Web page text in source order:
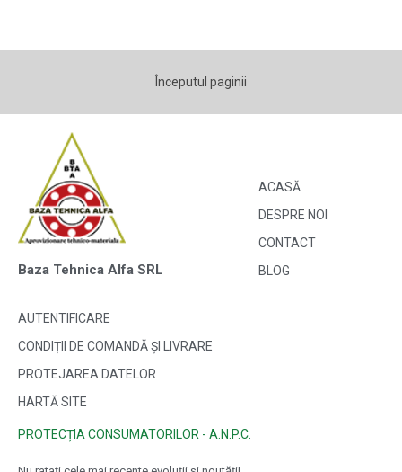
Începutul paginii
Baza Tehnica Alfa SRL
ACASĂ
DESPRE NOI
CONTACT
BLOG
AUTENTIFICARE
CONDIȚII DE COMANDĂ ȘI LIVRARE
PROTEJAREA DATELOR
HARTĂ SITE
PROTECȚIA CONSUMATORILOR - A.N.P.C.